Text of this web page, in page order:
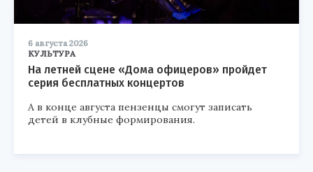
6 августа 2026
КУЛЬТУРА
На летней сцене «Дома офицеров» пройдет
серия бесплатных концертов
А в конце августа пензенцы смогут записать
детей в клубные формирования.